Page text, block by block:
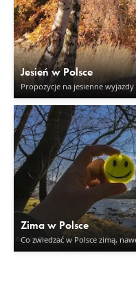
Jesień w Polsce
Propozycje na jesienne wyjazdy
Zima w Polsce
Co zwiedzać w Polsce zimą,